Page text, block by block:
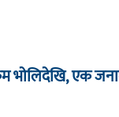
भाेलिदेखि, एक